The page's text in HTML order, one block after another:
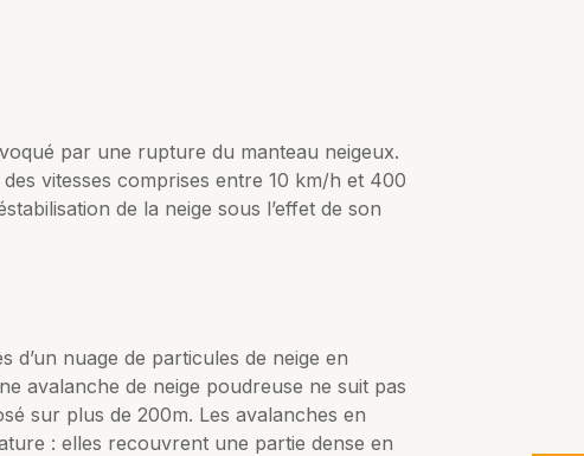
par une rupture du manteau neigeux.
vitesses comprises entre 10 km/h et 400
de la neige sous l’effet de son
d’un nuage de particules de neige en
avalanche de neige poudreuse ne suit pas
sur plus de 200m. Les avalanches en
: elles recouvrent une partie dense en